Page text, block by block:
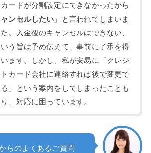
カードが分割設定にできなかったから
ャンセルしたい 」と言われてしまいま
た。入金後のキャンセルはできない、
いう旨は予め伝えて、事前に了承を得
ます。しかし、私が安易に「クレジ
トカード会社に連絡すれば後で変更で
る」という案内をしてしまったことも
り、対応に困っています。
らのよくあるご質問